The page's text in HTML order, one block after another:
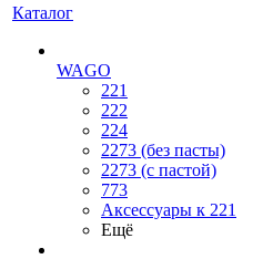
Каталог
WAGO
221
222
224
2273 (без пасты)
2273 (с пастой)
773
Аксессуары к 221
Ещё